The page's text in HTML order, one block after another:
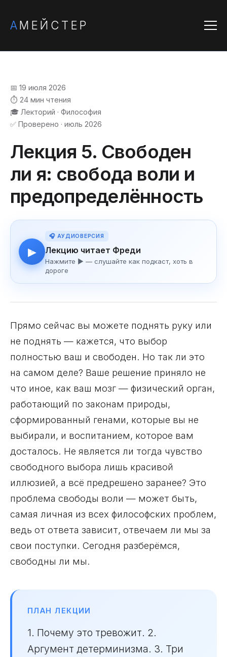
АМЕЙСТЕР
📅 19 июля 2026
⏱️ 24 мин чтения
🎓 Лекторий · Философия
✅ Проверено · июль 2026
Лекция 5. Свободен
ли я: свобода воли и
предопределённость
▶
🎧 АУДИОВЕРСИЯ
Лекцию читает Фреди
Нажмите ▶ — слушайте как подкаст, хоть в
дороге
Прямо сейчас вы можете поднять руку или
не поднять — кажется, что выбор
полностью ваш и свободен. Но так ли это
на самом деле? Ваше решение приняло не
что иное, как ваш мозг — физический орган,
работающий по законам природы,
сформированный генами, которые вы не
выбирали, и воспитанием, которое вам
досталось. Не является ли тогда чувство
свободного выбора лишь красивой
иллюзией, а всё предрешено заранее? Это
проблема свободы воли — может быть,
самая личная из всех философских проблем,
ведь от ответа зависит, отвечаем ли мы за
свои поступки. Сегодня разберёмся,
свободны ли мы.
ПЛАН ЛЕКЦИИ
1. Почему это тревожит. 2.
Аргумент детерминизма. 3. Три